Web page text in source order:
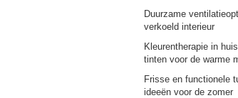
Duurzame
verkoeld interieur
Kleurentherapie in
tinten voor de warme
Frisse en functionele
ideeën voor de zomer